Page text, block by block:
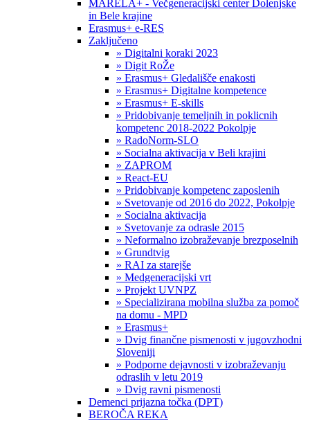
MARELA+ - Večgeneracijski center Dolenjske
in Bele krajine
Erasmus+ e-RES
Zaključeno
» Digitalni koraki 2023
» Digit RoŽe
» Erasmus+ Gledališče enakosti
» Erasmus+ Digitalne kompetence
» Erasmus+ E-skills
» Pridobivanje temeljnih in poklicnih
kompetenc 2018-2022 Pokolpje
» RadoNorm-SLO
» Socialna aktivacija v Beli krajini
» ZAPROM
» React-EU
» Pridobivanje kompetenc zaposlenih
» Svetovanje od 2016 do 2022, Pokolpje
» Socialna aktivacija
» Svetovanje za odrasle 2015
» Neformalno izobraževanje brezposelnih
» Grundtvig
» RAI za starejše
» Medgeneracijski vrt
» Projekt UVNPZ
» Specializirana mobilna služba za pomoč
na domu - MPD
» Erasmus+
» Dvig finančne pismenosti v jugovzhodni
Sloveniji
» Podporne dejavnosti v izobraževanju
odraslih v letu 2019
» Dvig ravni pismenosti
Demenci prijazna točka (DPT)
BEROČA REKA